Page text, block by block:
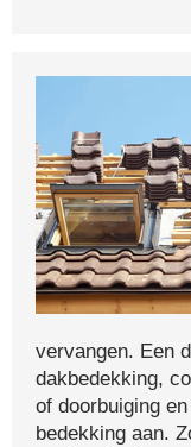
vervangen. Een
dakbedekking,
of doorbuiging
bedekking aan.